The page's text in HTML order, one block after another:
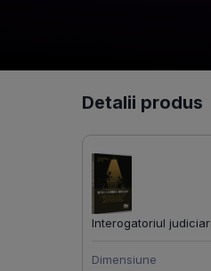
Detalii produs
Interogatoriul judiciar
Dimensiune